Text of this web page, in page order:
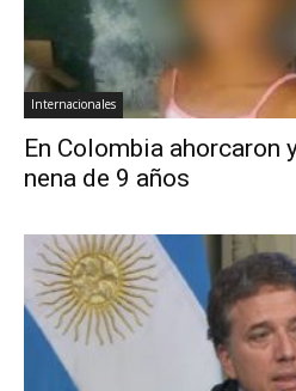
Internacionales
En Colombia ahorcaron
nena de 9 años